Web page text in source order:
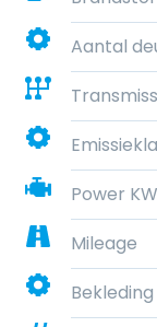
Aantal
Power KW
Mileage
Bekleding